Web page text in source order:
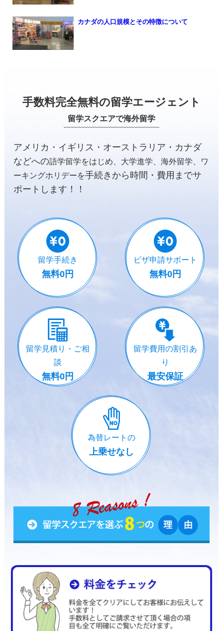
カナダの人口規模とその特徴について
手数料完全無料の留学エージェント
留学スクエアで海外留学
アメリカ・イギリス・オーストラリア・カナダ
などへの語学留学をはじめ、大学進学、海外留学、ワ
ーキングホリデーを手続きから時間・費用までサ
ポートします！！
留学手続き
無料0円
ビザ申請サポート
無料0円
留学見積り・ご相
談
無料0円
留学費用の割引あ
り
最安保証
為替レートの
上乗せなし